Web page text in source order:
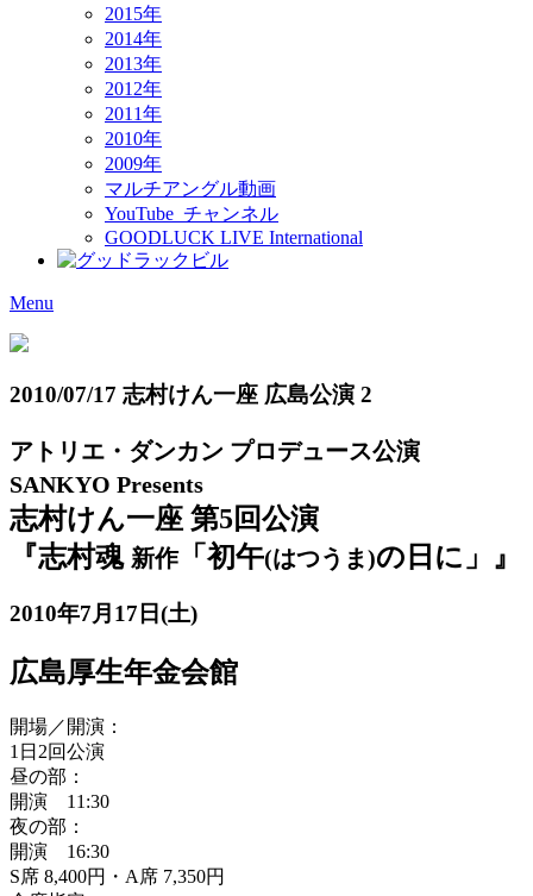
2015年
2014年
2013年
2012年
2011年
2010年
2009年
マルチアングル動画
YouTube チャンネル
GOODLUCK LIVE International
Menu
2010/07/17 志村けん一座 広島公演 2
アトリエ・ダンカン プロデュース公演
SANKYO Presents
志村けん一座 第5回公演
『志村魂 新作「初午(はつうま)の日に」』
2010年7月17日(土)
広島厚生年金会館
開場／開演：
1日2回公演
昼の部：
開演 11:30
夜の部：
開演 16:30
S席 8,400円・A席 7,350円